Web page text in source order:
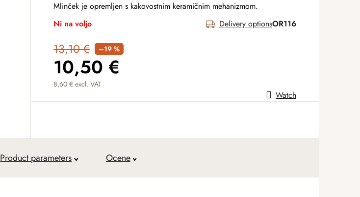
Mlinček je opremljen s kakovostnim keramičnim mehanizmom.
Ni na voljo
Delivery optionsOR116
13,10 € –19 %
10,50 €
8,60 € excl. VAT
Measure price: Watch
Product parameters Ocene